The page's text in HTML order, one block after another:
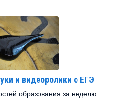
и видеоролики о ЕГЭ
образования за неделю.